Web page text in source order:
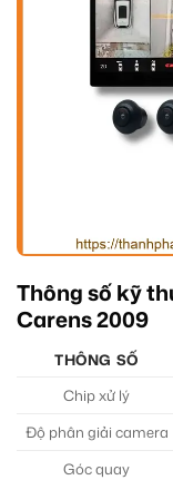
Thông số kỹ
Carens 2009
THÔNG SỐ
Chip xử lý
Độ phân giải camera
Góc quay